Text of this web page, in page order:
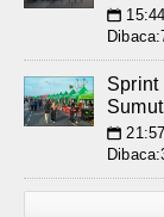
📅
Sprint
📅